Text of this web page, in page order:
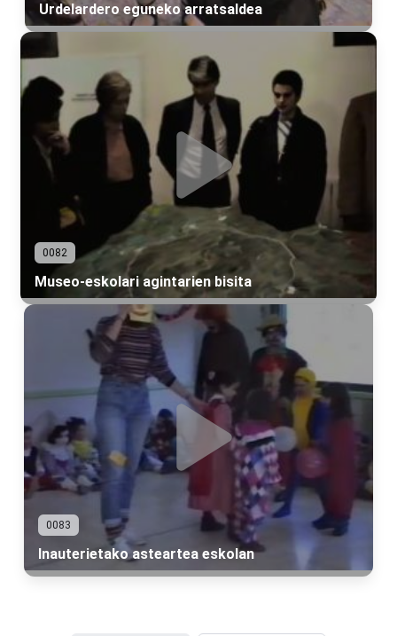
Urdelardero eguneko arratsaldea
0082
Museo-eskolari agintarien bisita
0083
Inauterietako asteartea eskolan